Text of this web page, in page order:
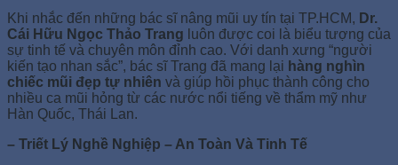
Khi nhắc đến những bác sĩ nâng mũi uy tín tại TP.HCM, Dr.
Cái Hữu Ngọc Thảo Trang luôn được coi là biểu tượng của
sự tinh tế và chuyên môn đỉnh cao. Với danh xưng “người
kiến tạo nhan sắc”, bác sĩ Trang đã mang lại hàng nghìn
chiếc mũi đẹp tự nhiên và giúp hồi phục thành công cho
nhiều ca mũi hỏng từ các nước nổi tiếng về thẩm mỹ như
Hàn Quốc, Thái Lan.
– Triết Lý Nghề Nghiệp – An Toàn Và Tinh Tế